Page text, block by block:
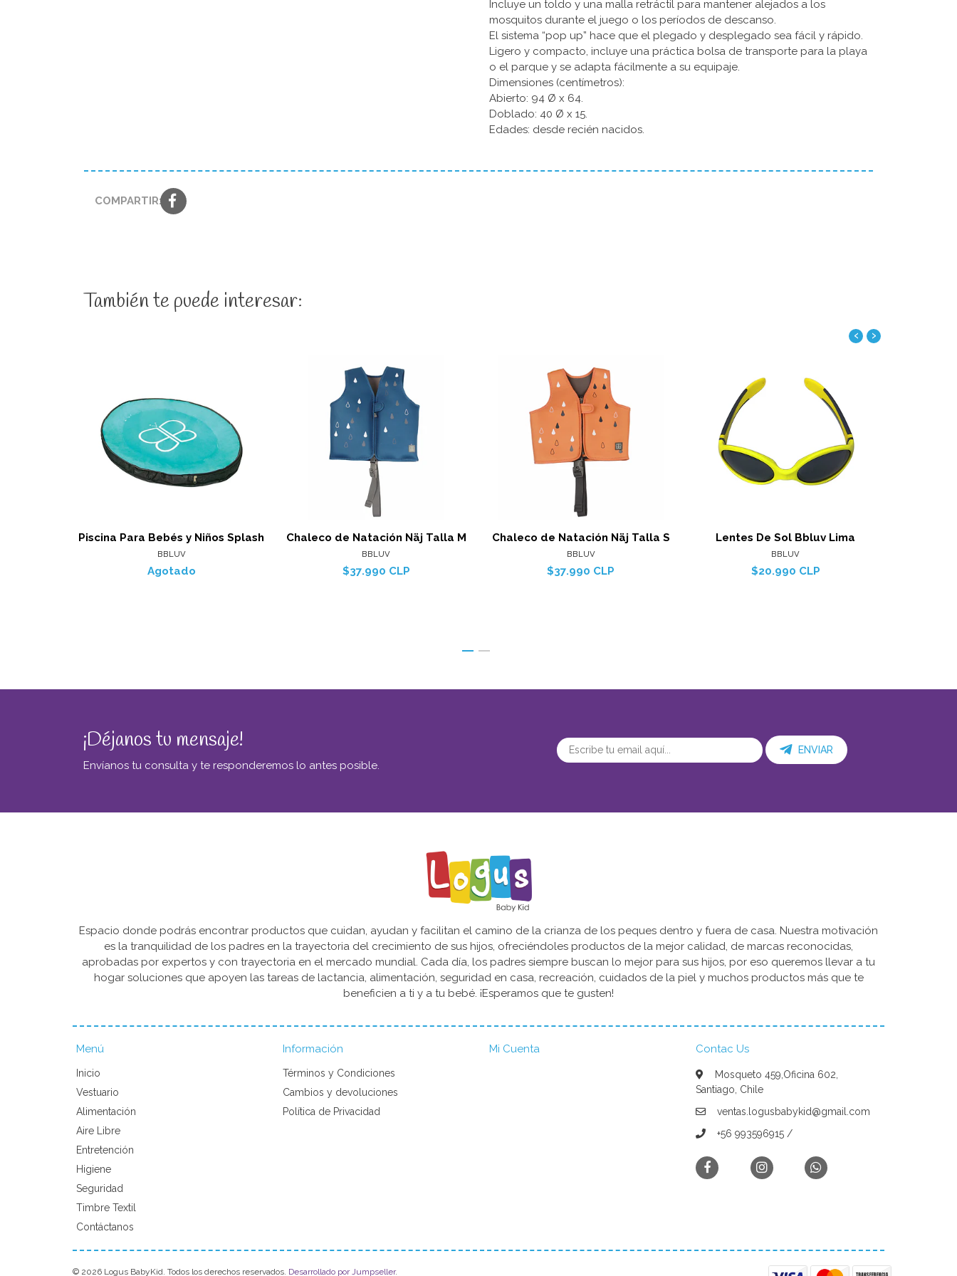
Incluye un toldo y una malla retráctil para mantener alejados a los
mosquitos durante el juego o los períodos de descanso.
El sistema “pop up” hace que el plegado y desplegado sea fácil y rápido.
Ligero y compacto, incluye una práctica bolsa de transporte para la playa
o el parque y se adapta fácilmente a su equipaje.
Dimensiones (centímetros):
Abierto: 94 Ø x 64.
Doblado: 40 Ø x 15.
Edades: desde recién nacidos.
COMPARTIR:
También te puede interesar:
Piscina Para Bebés y Niños Splash
BBLUV
Agotado
Chaleco de Natación Näj Talla M
BBLUV
$37.990 CLP
Ver detalles
Chaleco de Natación Näj Talla S
BBLUV
$37.990 CLP
Ver detalles
Lentes De Sol Bbluv Lima
BBLUV
$20.990 CLP
Ver detalles
‹ ›
¡Déjanos tu mensaje!
Envíanos tu consulta y te responderemos lo antes posible.
ENVIAR
Espacio donde podrás encontrar productos que cuidan, ayudan y facilitan el camino de la crianza de los peques dentro y fuera de casa. Nuestra motivación
es la tranquilidad de los padres en la trayectoria del crecimiento de sus hijos, ofreciéndoles productos de la mejor calidad, de marcas reconocidas,
aprobadas por expertos y con trayectoria en el mercado mundial. Cada día, los padres siempre buscan lo mejor para sus hijos, por eso queremos llevar a tu
hogar soluciones que apoyen las tareas de lactancia, alimentación, seguridad en casa, recreación, cuidados de la piel y muchos productos más que te
beneficien a ti y a tu bebé. ¡Esperamos que te gusten!
Menú
Inicio
Vestuario
Alimentación
Aire Libre
Entretención
Higiene
Seguridad
Timbre Textil
Contáctanos
Información
Términos y Condiciones
Cambios y devoluciones
Política de Privacidad
Mi Cuenta Contac Us
Mosqueto 459,Oficina 602,
Santiago, Chile
ventas.logusbabykid@gmail.com
+56 993596915 /
© 2026 Logus BabyKid. Todos los derechos reservados. Desarrollado por Jumpseller.